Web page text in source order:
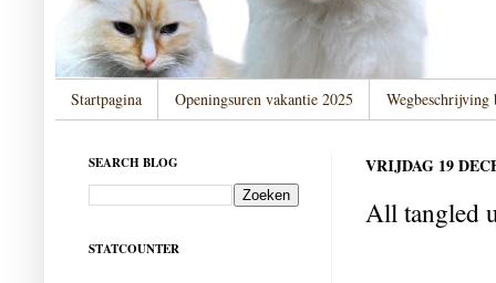
Startpagina Openingsuren vakantie 2025
VRIJDAG 19
All tangled
SEARCH BLOG
STATCOUNTER